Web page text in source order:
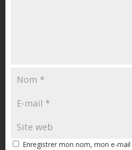
Enregistrer mon nom, mon e-